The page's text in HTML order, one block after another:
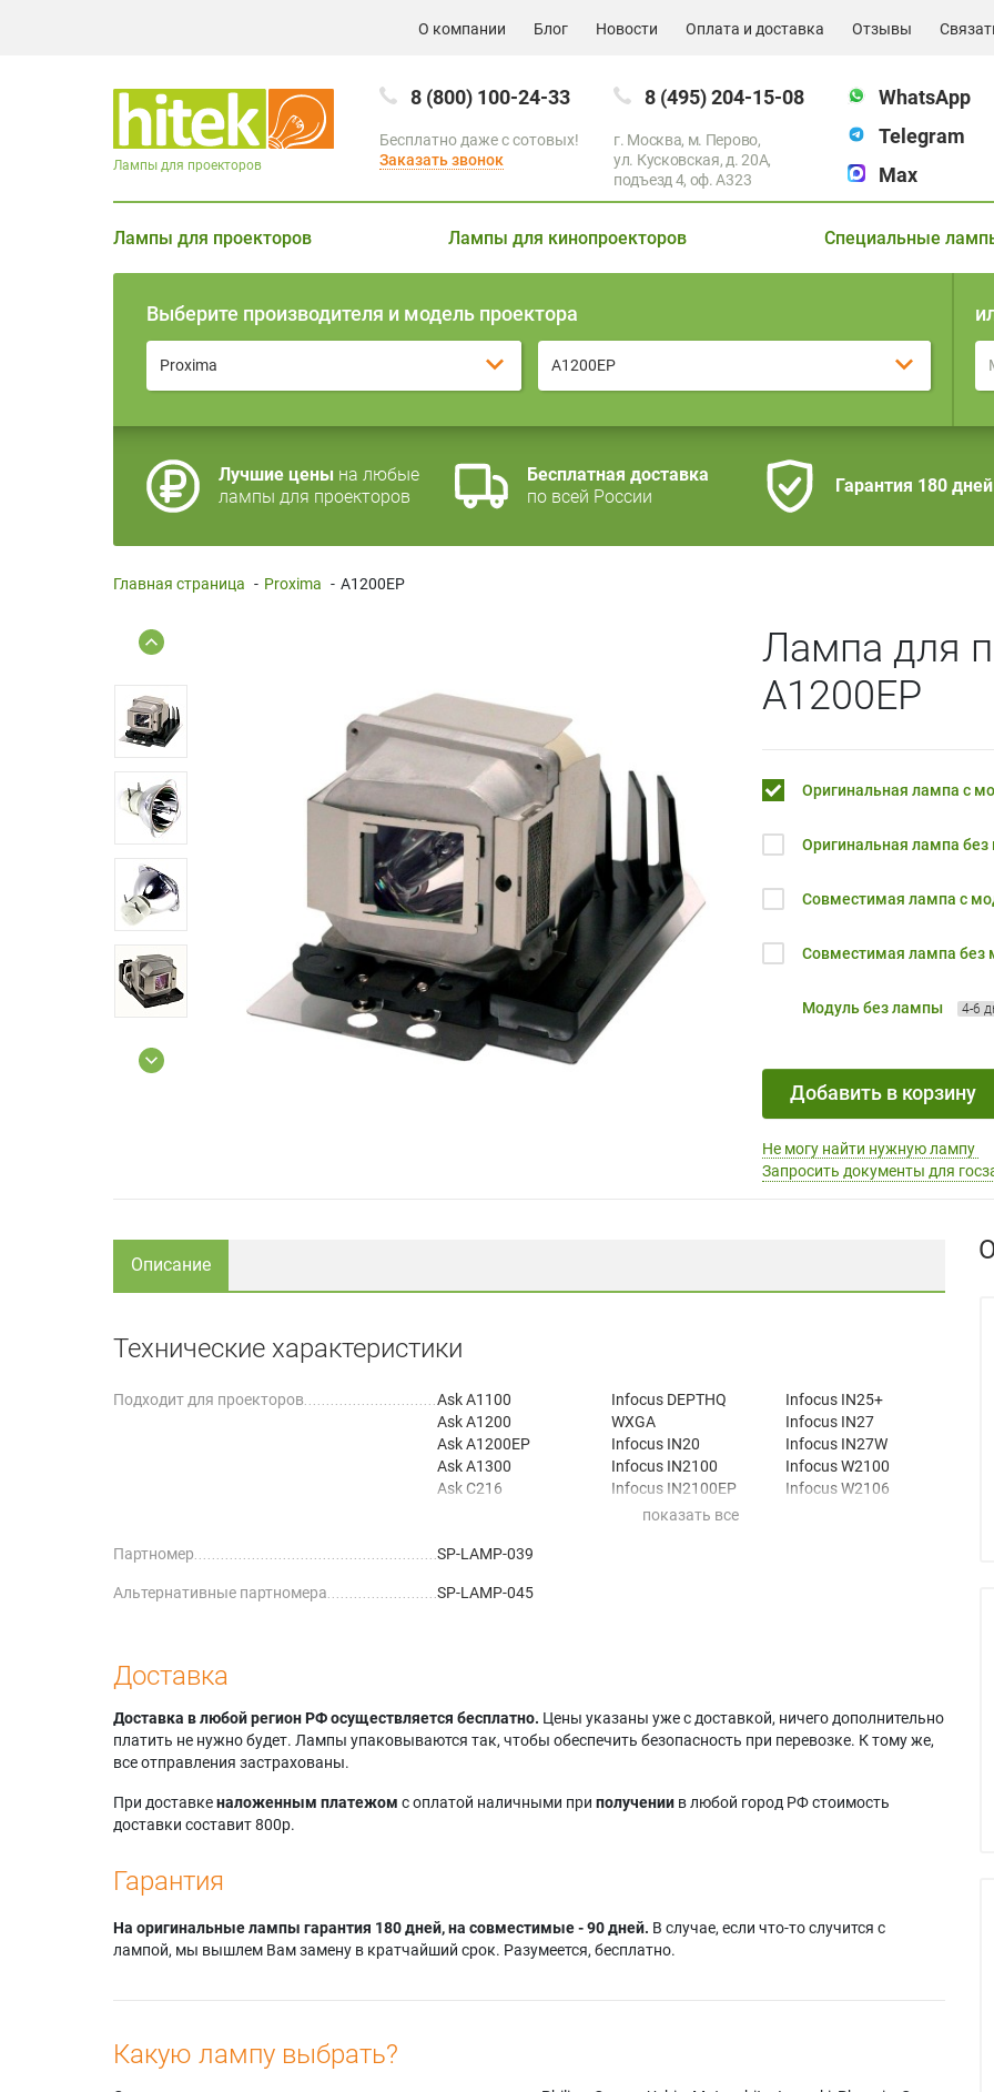
О компании Блог Новости Оплата и доставка Отзывы
8 (800) 100-24-33
Бесплатно даже с сотовых!
Заказать звонок
8 (495) 204-15-08
г. Москва, м. Перово,
ул. Кусковская, д. 20А,
подъезд 4, оф. A323
WhatsApp
Telegram
Max
Лампы для проекторов
Лампы для проекторов Лампы для кинопроекторов Специальные
Выберите производителя и модель проектора
Proxima A1200EP
Лучшие цены на любые
лампы для проекторов
Бесплатная доставка
по всей России
Гарантия 180 дней
Главная страница - Proxima - A1200EP
Лампа для
A1200EP
Оригинальная лампа с
Оригинальная лампа без
Совместимая лампа с
Совместимая лампа без
Модуль без лампы 4-6
Добавить в корзину
Не могу найти нужную лампу
Запросить документы для
Описание
Технические характеристики
Подходит для проекторов
Ask A1100
Ask A1200
Ask A1200EP
Ask A1300
Ask C216
STEREOSCOPIC
Infocus A1200
Infocus DEPTHQ
WXGA
Infocus IN20
Infocus IN2100
Infocus IN2100EP
Infocus IN2101
Infocus IN25+
Infocus IN27
Infocus IN27W
Infocus W2100
Infocus W2106
Партномер SP-LAMP-039
Альтернативные партномера SP-LAMP-045
Доставка
Доставка в любой регион РФ осуществляется бесплатно. Цены указаны уже с доставкой, ничего дополнительно
платить не нужно будет. Лампы упаковываются так, чтобы обеспечить безопасность при перевозке. К тому же,
все отправления застрахованы.
При доставкеналоженным платежом с оплатой наличными при получении в любой город РФ стоимость
доставки составит 800р.
Гарантия
На оригинальные лампы гарантия 180 дней, на совместимые - 90 дней. В случае, если что-то случится с
лампой, мы вышлем Вам замену в кратчайший срок. Разумеется, бесплатно.
Какую лампу выбрать?